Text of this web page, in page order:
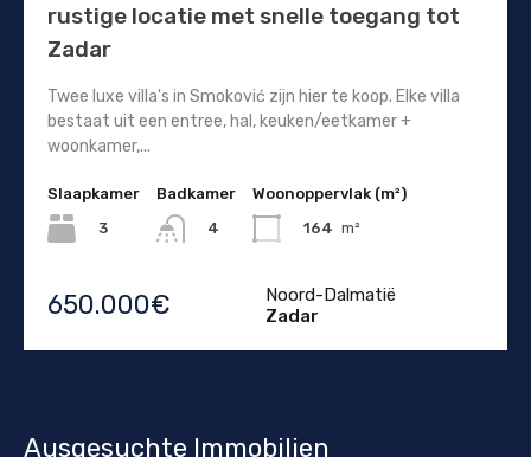
rustige locatie met snelle toegang tot
Zadar
Twee luxe villa's in Smoković zijn hier te koop. Elke villa
bestaat uit een entree, hal, keuken/eetkamer +
woonkamer,...
Slaapkamer
3
Badkamer
4
Woonoppervlak (m²)
164 m²
650.000€
Noord-Dalmatië
Zadar
Ausgesuchte Immobilien